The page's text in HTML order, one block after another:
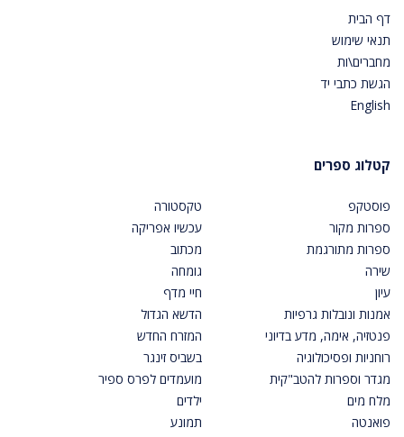
דף הבית
תנאי שימוש
מחברים\ות
הגשת כתבי יד
English
קטלוג ספרים
פוסטקפ
ספרות מקור
ספרות מתורגמת
שירה
עיון
אמנות ונובלות גרפיות
פנטזיה, אימה, מדע בדיוני
רוחניות ופסיכולוגיה
מגדר וספרות להטב"קית
מלח מים
פואנטה
טקסטורה
עכשיו אפריקה
מכתוב
גומחה
חיי מדף
הדשא הגדול
המזרח החדש
בשביס זינגר
מועמדים לפרס ספיר
ילדים
תמונע